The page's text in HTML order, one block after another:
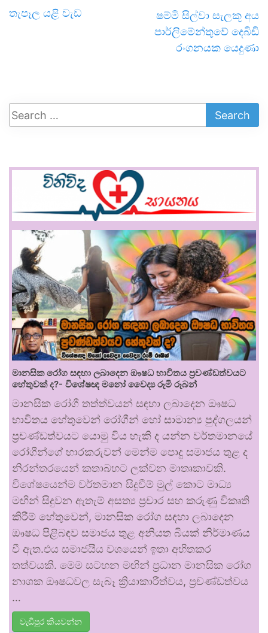
තැපෑල යළි වැඩ
ෂම්මි සිල්වා සැලකූ අය
පාර්ලිමේන්තුවේ දෙබිඩි
රංගනයක යෙදුණා
මානසික රෝග සඳහා ලබාදෙන ඖෂධ භාවිතය ප්‍රචණ්ඩත්වයට
හේතුවක් ද?- විශේෂඥ මනෝ වෛද්‍ය රූමි රූබන්
මානසික රෝගී තත්ත්වයන් සඳහා ලබාදෙන ඖෂධ
භාවිතය හේතුවෙන් රෝගීන් හෝ සාමාන්‍ය පුද්ගලයන්
ප්‍රචණ්ඩත්වයට යොමු විය හැකි ද යන්න වර්තමානයේ
රෝගීන්ගේ භාරකරුවන් මෙන්ම පොදු සමාජය තුළ ද
නිරන්තරයෙන් කතාබහට ලක්වන මාතෘකාවකි.
විශේෂයෙන්ම වර්තමාන සිදුවීම් මුල් කොට මාධ්‍ය
මඟින් සිදුවන ඇතැම් අසත්‍ය ප්‍රචාර සහ කරුණු විකෘති
කිරීම් හේතුවෙන්, මානසික රෝග සඳහා ලබාදෙන
ඖෂධ පිළිබඳව සමාජය තුළ අනියත බියක් නිර්මාණය
වී ඇත.එය සමාජයීය වශයෙන් ඉතා අහිතකර
තත්වයකි. මෙම සටහන මඟින් ප්‍රධාන මානසික රෝග
නාශක ඖෂධවල සැබෑ ක්‍රියාකාරීත්වය, ප්‍රචණ්ඩත්වය
…
වැඩිපුර කියවන්න